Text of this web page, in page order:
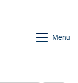
Menu